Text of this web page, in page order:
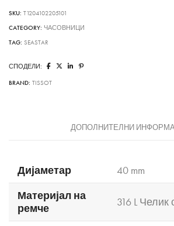
SKU: T1204102205101
CATEGORY: ЧАСОВНИЦИ
TAG: SEASTAR
СПОДЕЛИ:
BRAND: TISSOT
ДОПОЛНИТЕЛНИ
Дијаметар
40 mm
Материјал на
ремче
316 L Челик